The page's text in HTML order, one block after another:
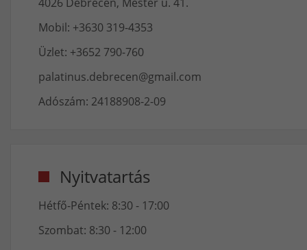
Mobil: +3630 319-4353
Üzlet: +3652 790-760
palatinus.debrecen@gmail.com
Adószám: 24188908-2-09
Nyitvatartás
Hétfő-Péntek: 8:30 - 17:00
Szombat: 8:30 - 12:00